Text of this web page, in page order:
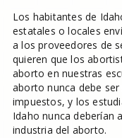
Los habitantes de
estatales o locales
a los proveedores de
quieren que los
aborto en nuestras
aborto nunca debe
impuestos, y los
Idaho nunca deberían
industria del aborto.